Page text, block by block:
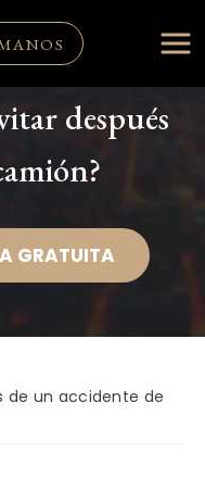
después
GRATUITA
de un accidente de